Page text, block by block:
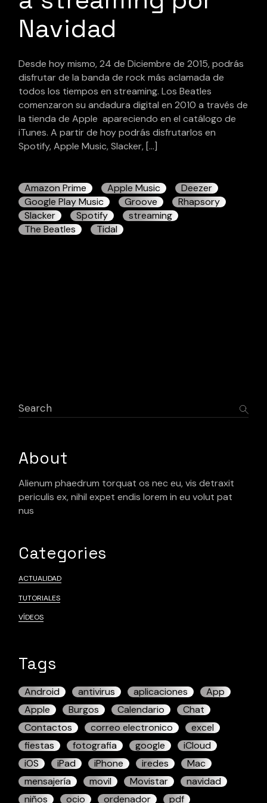
Navidad
Desde hoy mismo, 24 de Diciembre de 2015, podrás
disfrutar de la banda de rock más aclamada de
todos los tiempos en streaming. Los Beatles
comenzaron su andadura digital en 2010 a través de
la tienda de Apple apareciendo en el catálogo de
iTunes. A partir de hoy podrás disfrutarlos en
Spotify, Apple Music, Slacker, […]
Amazon Prime Apple Music
Deezer
Google Play Music
Groove
Rhapsory
Slacker
Spotify
streaming
The Beatles
Tidal
Search
About
Alienum phaedrum torquat os nec eu, vis detraxit
periculis ex, nihil expet endis lorem in eu volut pat
nus
Categories
ACTUALIDAD
TUTORIALES
VÍDEOS
Tags
Android antivirus aplicaciones
App
Apple
Burgos Calendario
Chat
Contactos
correo electronico
excel
fiestas
fotografia google
iCloud
iOS
iPad iPhone iredes
Mac
mensajería
movil Movistar
navidad
niños
ocio ordenador pdf